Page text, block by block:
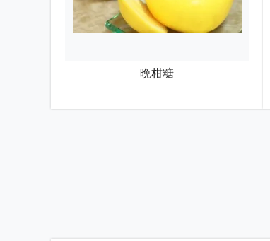
受注は14日まで受付いたします
不可の場合は連絡させていただ
夏柑糖の最終出荷日延長の件
いつもオンラインストアをご利
システム上個別の商品ごとに希
水曜日)以外の日にちを備考欄
常温便の発送は指定日通りのお
晩柑糖